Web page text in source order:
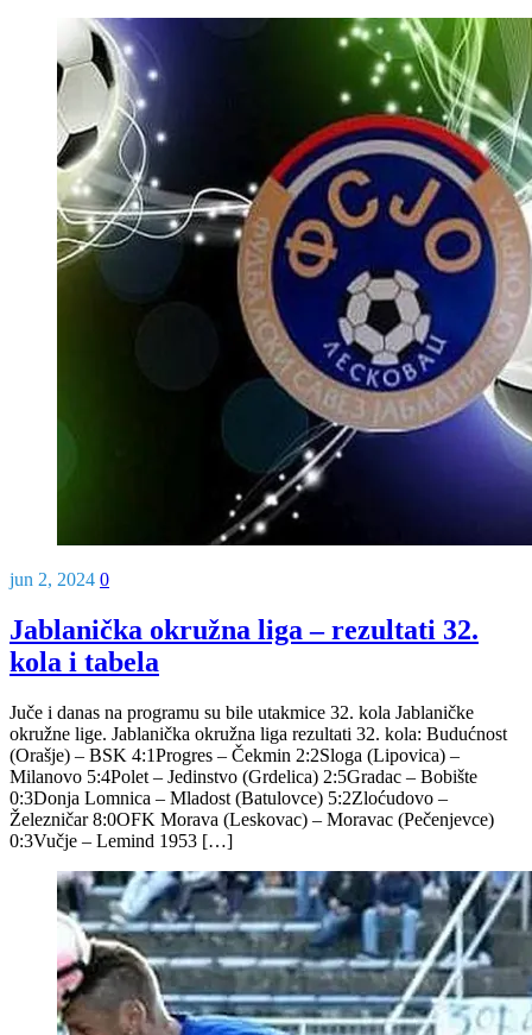
jun 2, 2024 0
Jablanička okružna liga – rezultati 32.
kola i tabela
Juče i danas na programu su bile utakmice 32. kola Jablaničke
okružne lige. Jablanička okružna liga rezultati 32. kola: Budućnost
(Orašje) – BSK 4:1Progres – Čekmin 2:2Sloga (Lipovica) –
Milanovo 5:4Polet – Jedinstvo (Grdelica) 2:5Gradac – Bobište
0:3Donja Lomnica – Mladost (Batulovce) 5:2Zloćudovo –
Železničar 8:0OFK Morava (Leskovac) – Moravac (Pečenjevce)
0:3Vučje – Lemind 1953 […]